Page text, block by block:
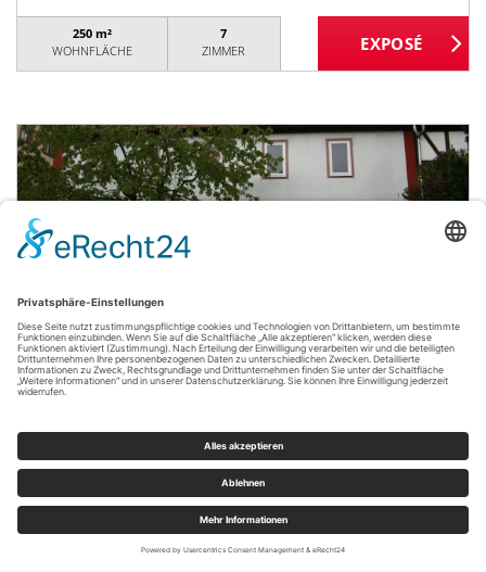
250 m²
WOHNFLÄCHE
7
ZIMMER
90.000,- €
Tann
VERKAUFT: Historisches Altstadthaus in Tann
(Rhön)
WOHNFLÄCHE
11,5
ZIMMER